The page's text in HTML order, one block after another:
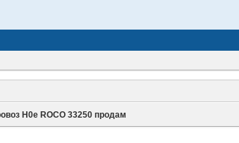
Н0е ROCO 33250 продам